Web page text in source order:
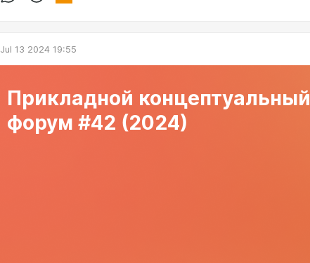
Jul 13 2024 19:55
Прикладной концептуальный
форум #42 (2024)